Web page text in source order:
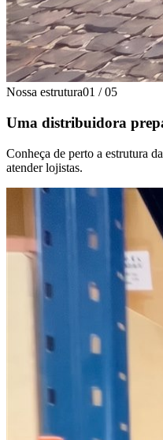
Nossa estrutura01 / 05
Uma distribuidora
Conheça de perto a estrutura
atender lojistas.